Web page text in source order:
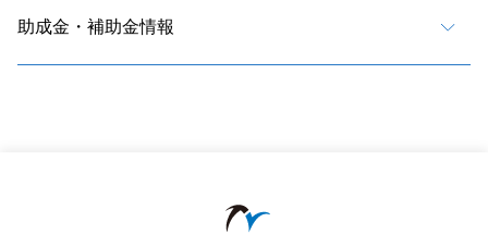
助成金・補助金情報